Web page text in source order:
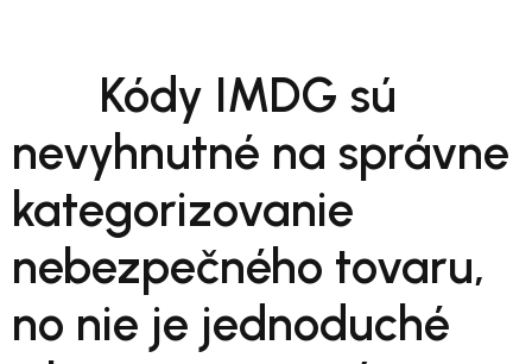
Kódy IMDG sú
nevyhnutné na správne
kategorizovanie
nebezpečného tovaru,
no nie je jednoduché